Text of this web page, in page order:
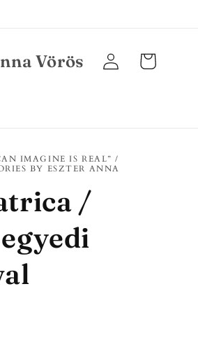
VörösBejelentkezésKosár
IMAGINE IS REAL” /
BY ESZTER ANNA
/